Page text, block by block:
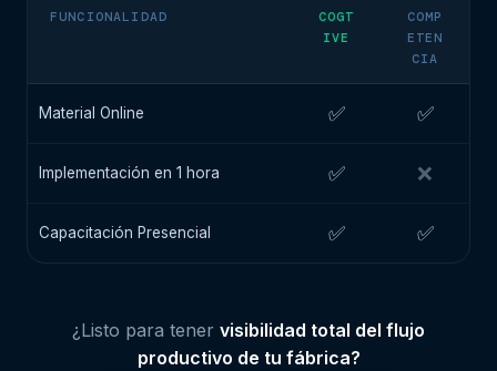
FUNCIONALIDAD
COGT
IVE
COMP
ETEN
CIA
Material Online ✅ ✅
Implementación en 1 hora ✅ ❌
Capacitación Presencial ✅ ✅
¿Listo para tener visibilidad total del flujo
productivo de tu fábrica?